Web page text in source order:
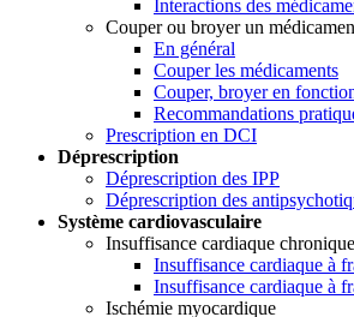
Interactions des
Couper ou broyer un
En général
Couper les médicaments
Couper, broyer en
Recommandations
Prescription en DCI
Déprescription
Déprescription des IPP
Déprescription des
Système cardiovasculaire
Insuffisance cardiaque chronique
Insuffisance cardiaque à
Insuffisance cardiaque à
Ischémie myocardique